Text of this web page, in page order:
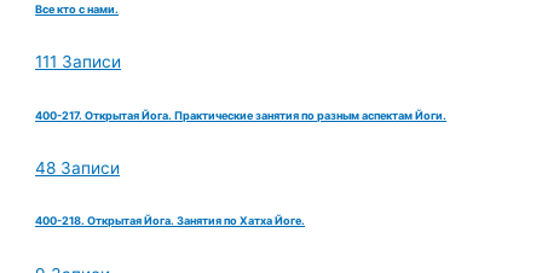
Все кто с нами.
111 Записи
400-217. Открытая Йога. Практические занятия по разным аспектам Йоги.
48 Записи
400-218. Открытая Йога. Занятия по Хатха Йоге.